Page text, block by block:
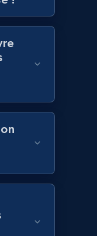
Other pn,
name, and
using
Other pn,
name, and